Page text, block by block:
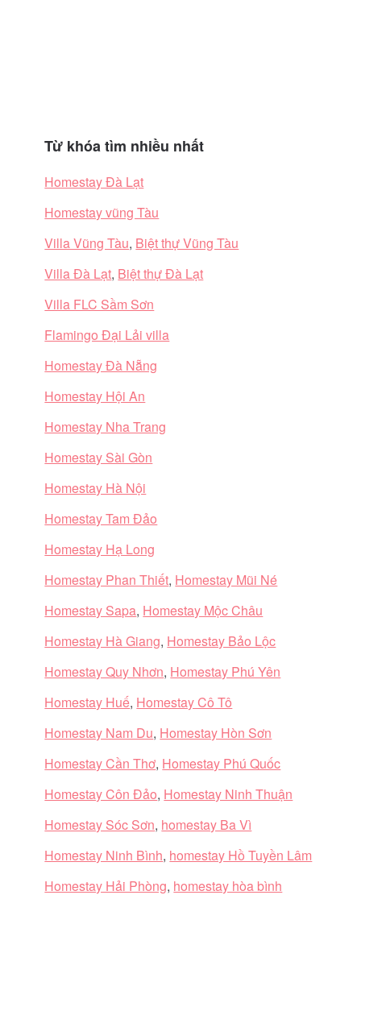
Từ khóa tìm nhiều nhất
Homestay Đà Lạt
Homestay vũng Tàu
Villa Vũng Tàu, Biệt thự Vũng Tàu
Villa Đà Lạt, Biệt thự Đà Lạt
Villa FLC Sầm Sơn
Flamingo Đại Lải villa
Homestay Đà Nẵng
Homestay Hội An
Homestay Nha Trang
Homestay Sài Gòn
Homestay Hà Nội
Homestay Tam Đảo
Homestay Hạ Long
Homestay Phan Thiết, Homestay Mũi Né
Homestay Sapa, Homestay Mộc Châu
Homestay Hà Giang, Homestay Bảo Lộc
Homestay Quy Nhơn, Homestay Phú Yên
Homestay Huế, Homestay Cô Tô
Homestay Nam Du, Homestay Hòn Sơn
Homestay Cần Thơ, Homestay Phú Quốc
Homestay Côn Đảo, Homestay Ninh Thuận
Homestay Sóc Sơn, homestay Ba Vì
Homestay Ninh Bình, homestay Hồ Tuyền Lâm
Homestay Hải Phòng, homestay hòa bình